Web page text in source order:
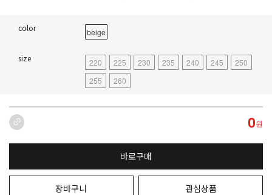
color beige
size 220 225 230 235 240 245
250
255
260
0원
바로구매
장바구니 관심상품